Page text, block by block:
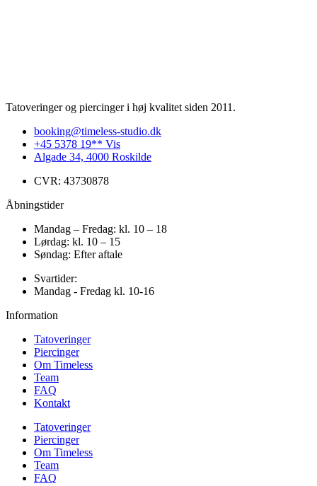
Tatoveringer og piercinger i høj kvalitet siden 2011.
booking@timeless-studio.dk
+45 5378 19** Vis
Algade 34, 4000 Roskilde
CVR: 43730878
Åbningstider
Mandag – Fredag: kl. 10 – 18
Lørdag: kl. 10 – 15
Søndag: Efter aftale
Svartider:
Mandag - Fredag kl. 10-16
Information
Tatoveringer
Piercinger
Om Timeless
Team
FAQ
Kontakt
Tatoveringer
Piercinger
Om Timeless
Team
FAQ